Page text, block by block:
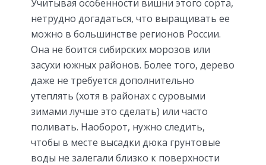
Учитывая особенности вишни этого сорта,
нетрудно догадаться, что выращивать ее
можно в большинстве регионов России.
Она не боится сибирских морозов или
засухи южных районов. Более того, дерево
даже не требуется дополнительно
утеплять (хотя в районах с суровыми
зимами лучше это сделать) или часто
поливать. Наоборот, нужно следить,
чтобы в месте высадки дюка грунтовые
воды не залегали близко к поверхности